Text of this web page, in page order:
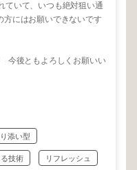
ていて、いつも絶対狙い通
方にはお願いできないです
今後ともよろしくお願いい
添い型
技術 リフレッシュ